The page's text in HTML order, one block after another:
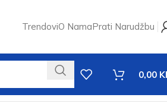
TrendoviO NamaPrati Narudžbu
0,00